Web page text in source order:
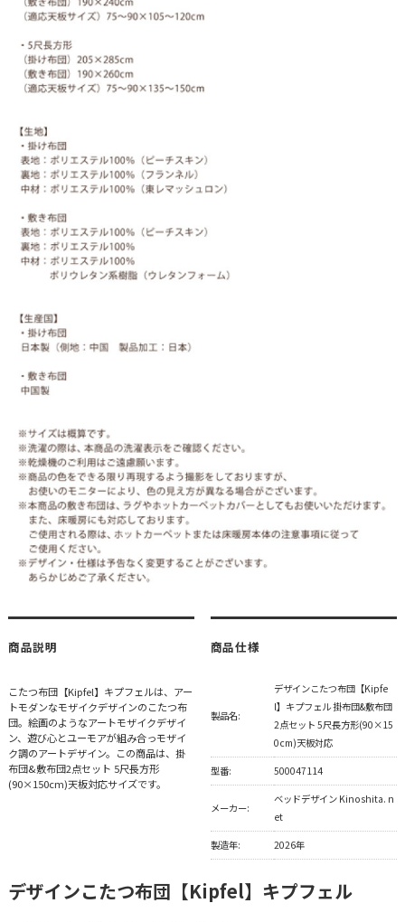
商品説明
こたつ布団【Kipfel】キプフェルは、アー
トモダンなモザイクデザインのこたつ布
団。絵画のようなアートモザイクデザイ
ン、遊び心とユーモアが組み合っモザイ
ク調のアートデザイン。この商品は、掛
布団&敷布団2点セット 5尺長方形
(90×150cm)天板対応サイズです。
商品仕様
製品名:
デザインこたつ布団【Kipfe
l】キプフェル 掛布団&敷布団
2点セット 5尺長方形(90×15
0cm)天板対応
型番: 500047114
メーカー:
ベッドデザイン Kinoshita. n
et
製造年: 2026年
デザインこたつ布団【Kipfel】キプフェル